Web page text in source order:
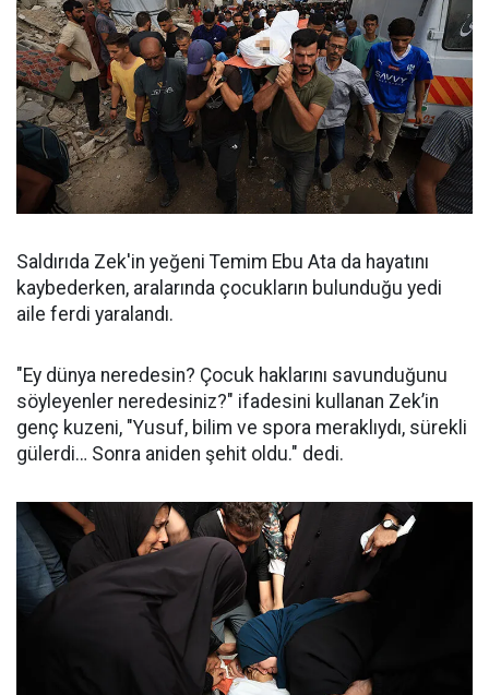
Saldırıda Zek'in yeğeni Temim Ebu Ata da hayatını
kaybederken, aralarında çocukların bulunduğu yedi
aile ferdi yaralandı.
"Ey dünya neredesin? Çocuk haklarını savunduğunu
söyleyenler neredesiniz?" ifadesini kullanan Zek’in
genç kuzeni, "Yusuf, bilim ve spora meraklıydı, sürekli
gülerdi… Sonra aniden şehit oldu." dedi.